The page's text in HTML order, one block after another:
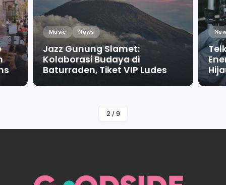
Music News
Jazz Gunung Slamet:
Kolaborasi Budaya di
Baturraden, Tiket VIP Ludes
By Falah Malaika Az Zahra
2 / 9